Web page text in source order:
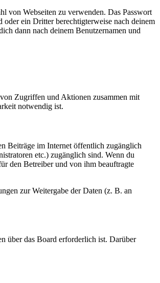
von Webseiten zu verwenden. Das Passwort
ein Dritter berechtigterweise nach deinem
dann nach deinem Benutzernamen und
Zugriffen und Aktionen zusammen mit
notwendig ist.
Beiträge im Internet öffentlich zugänglich
etc.) zugänglich sind. Wenn du
den Betreiber und von ihm beauftragte
zur Weitergabe der Daten (z. B. an
über das Board erforderlich ist. Darüber